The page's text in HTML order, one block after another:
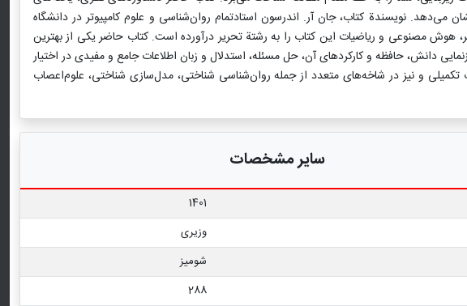
نویسندة کتاب، جان آر. اندرسون استادتمام روان‌شناسی و علوم کامپیوتر در دانشگاه
مصنوعی و ریاضیات این کتاب را به رشتة تحریر درآورده است. کتاب حاضر یکی از بهترین
دانش، حافظه و کارکردهای آن، حل مسئله، استدلال و زبان اطلاعات جامع و مفیدی در اختیار
و نیز در شاخه‌های متعدد از جمله روان‌شناسی شناختی، مدل‌سازی شناختی، علوم‌اعصاب
سایر مشخصات
1401
وزیری
شومیز
288